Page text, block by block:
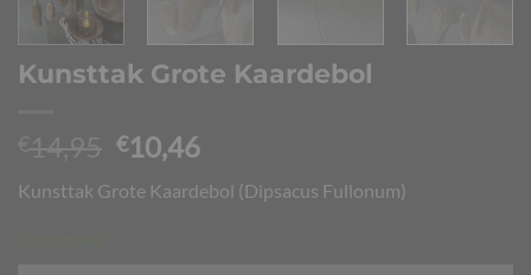
Kunsttak Grote Kaardebol
Oorspronkelijke
was:
€10,46Huidige
is:
Kunsttak Grote Kaardebol (Dipsacus Fullonum)